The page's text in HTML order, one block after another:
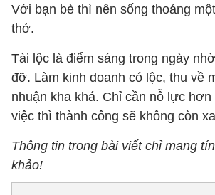
Với bạn bè thì nên sống thoáng
thở.
Tài lộc là điểm sáng trong ngày
đỡ. Làm kinh doanh có lộc, thu về
nhuận kha khá. Chỉ cần nỗ lực
việc thì thành công sẽ không còn
Thông tin trong bài viết chỉ mang
khảo!